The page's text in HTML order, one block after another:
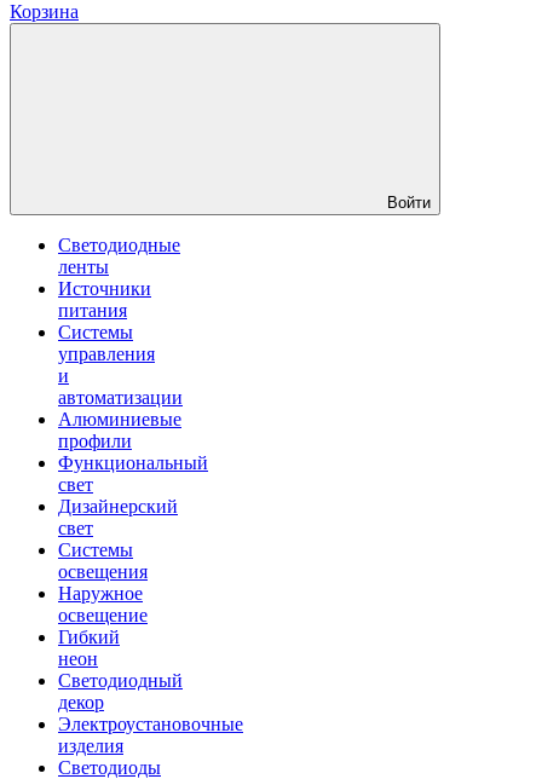
Корзина
Войти
Светодиодные
ленты
Источники
питания
Системы
управления
и
автоматизации
Алюминиевые
профили
Функциональный
свет
Дизайнерский
свет
Системы
освещения
Наружное
освещение
Гибкий
неон
Светодиодный
декор
Электроустановочные
изделия
Светодиоды